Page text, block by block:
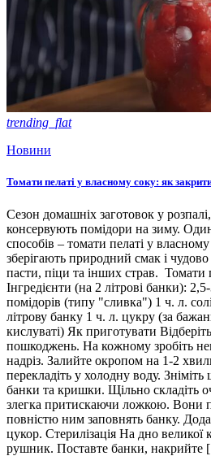
trending_flat
Новини
Томати пелаті у власному соку: як
Сезон домашніх заготовок у
консервують помідори на зиму.
способів – томати пелаті у власному
зберігають природний смак і чудово
пасти, піци та інших страв. Томати
Інгредієнти (на 2 літрові банки):
помідорів (типу "сливка") 1 ч. л.
літрову банку 1 ч. л. цукру (за
кислуваті) Як приготувати
пошкоджень. На кожному зробіть
надріз. Залийте окропом на 1-2
перекладіть у холодну воду.
банки та кришки. Щільно складіть
злегка притискаючи ложкою. Вони
повністю ним заповнять банку.
цукор. Стерилізація На дно великої
рушник. Поставте банки,